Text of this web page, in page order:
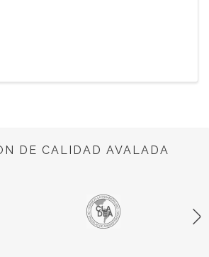
DE CALIDAD AVALADA